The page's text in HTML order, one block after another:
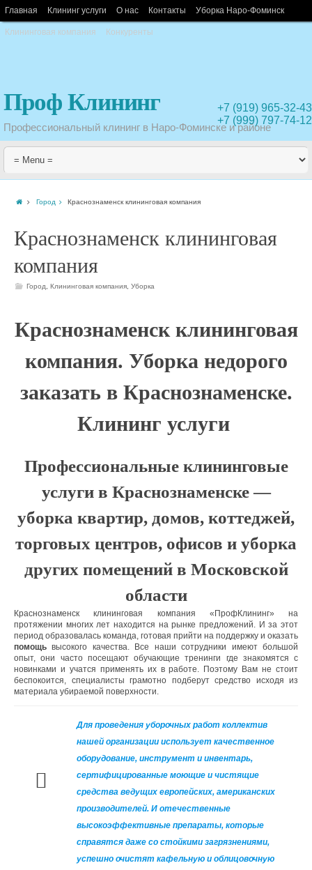
Главная Клининг услуги О нас Контакты Уборка Наро-Фоминск
Клининговая компания Конкуренты
Проф Клининг
Профессиональный клининг в Наро-Фоминске и районе
+7 (919) 965-32-43
+7 (999) 797-74-12
Город Краснознаменск клининговая компания
Краснознаменск клининговая
компания
Город ,Клининговая компания ,Уборка
Краснознаменск клининговая
компания. Уборка недорого
заказать в Краснознаменске.
Клининг услуги
Профессиональные клининговые
услуги в Краснознаменске —
уборка квартир, домов, коттеджей,
торговых центров, офисов и уборка
других помещений в Московской
области
Краснознаменск клининговая компания «ПрофКлининг» на
протяжении многих лет находится на рынке предложений. И за этот
период образовалась команда, готовая прийти на поддержку и оказать
помощьвысокого качества. Все наши сотрудники имеют большой
опыт, они часто посещают обучающие тренинги где знакомятся с
новинками и учатся применять их в работе. Поэтому Вам не стоит
беспокоится, специалисты грамотно подберут средство исходя из
материала убираемой поверхности.
Для проведения уборочных работ коллектив
нашей организации использует качественное
оборудование, инструмент и инвентарь,
сертифицированные моющие и чистящие
средства ведущих европейских, американских
производителей. И отечественные
высокоэффективные препараты, которые
справятся даже со стойкими загрязнениями,
успешно очистят кафельную и облицовочную